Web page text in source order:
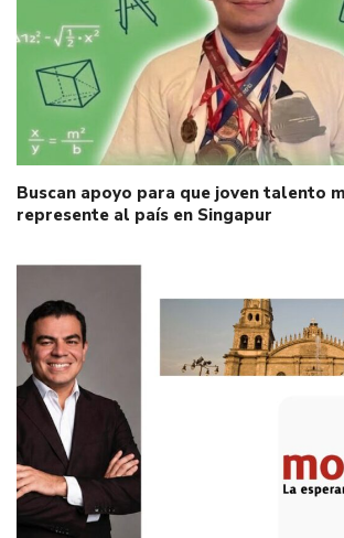
Buscan apoyo para que joven talento
represente al país en Singapur